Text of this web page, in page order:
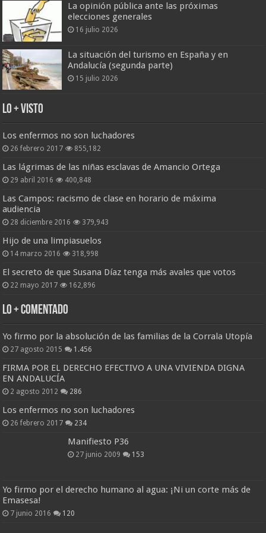
La opinión pública ante las próximas
elecciones generales
16 julio 2026
La situación del turismo en España y en
Andalucía (segunda parte)
15 julio 2026
Lo + Visto
Los enfermos no son luchadores
26 febrero 2017 855,182
Las lágrimas de las niñas esclavas de Amancio Ortega
29 abril 2016 400,848
Las Campos: racismo de clase en horario de máxima
audiencia
28 diciembre 2016 379,943
Hijo de una limpiasuelos
14 marzo 2016 318,998
El secreto de que Susana Díaz tenga más avales que votos
22 mayo 2017 162,896
Lo + Comentado
Yo firmo por la absolución de las familias de la Corrala Utopía
27 agosto 2015 1.456
FIRMA POR EL DERECHO EFECTIVO A UNA VIVIENDA DIGNA
EN ANDALUCÍA
2 agosto 2012 286
Los enfermos no son luchadores
26 febrero 2017 234
Manifiesto P36
27 junio 2009 153
Yo firmo por el derecho humano al agua: ¡Ni un corte más de
Emasesa!
7 junio 2016 120